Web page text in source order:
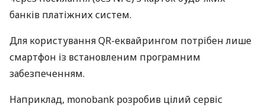
банків платіжних систем.
Для користування QR-еквайрингом потрібен лише
смартфон із встановленим програмним
забезпеченням.
Наприклад, monobank розробив цілий сервіс